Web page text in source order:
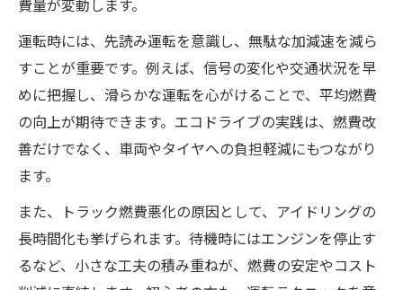
燃費悪化を防ぐための管理ポイント紹介
トラック燃費が悪い原因と点検のコツ
定期メンテナンスで燃費悪化を未然に防ぐ
燃費推移を把握するためのチェック方法
中型トラック燃費平均から見る改善策
エコ運転で叶う業務効率化と燃費節約
トラックエコ運転が燃費に与えるメリット
効率化と燃費節約を両立する運転術解説
費量が変動します。
運転時には、先読み運転を意識し、無駄な加減速を減ら
すことが重要です。例えば、信号の変化や交通状況を早
めに把握し、滑らかな運転を心がけることで、平均燃費
の向上が期待できます。エコドライブの実践は、燃費改
善だけでなく、車両やタイヤへの負担軽減にもつながり
ます。
また、トラック燃費悪化の原因として、アイドリングの
長時間化も挙げられます。待機時にはエンジンを停止す
るなど、小さな工夫の積み重ねが、燃費の安定やコスト